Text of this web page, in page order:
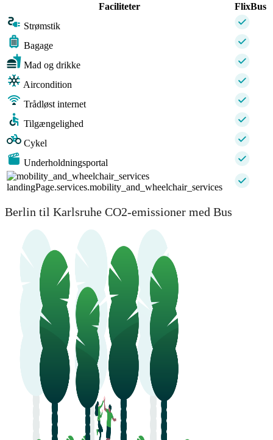
Faciliteter
FlixBus
Strømstik
Bagage
Mad og drikke
Aircondition
Trådløst internet
Tilgængelighed
Cykel
Underholdningsportal
landingPage.services.mobility_and_wheelchair_services
Berlin til Karlsruhe CO2-emissioner med Bus